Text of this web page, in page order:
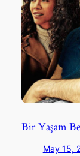
Bir Yaşam
May 15,